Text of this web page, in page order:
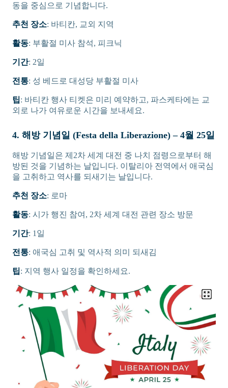
동을 중심으로 기념합니다.
추천 장소: 바티칸, 교외 지역
활동: 부활절 미사 참석, 피크닉
기간: 2일
전통: 성 베드로 대성당 부활절 미사
팁: 바티칸 행사 티켓은 미리 예약하고, 파스케타에는 교
외로 나가 여유로운 시간을 보내세요.
4. 해방 기념일 (Festa della Liberazione) – 4월 25일
해방 기념일은 제2차 세계 대전 중 나치 점령으로부터 해
방된 것을 기념하는 날입니다. 이탈리아 전역에서 애국심
을 고취하고 역사를 되새기는 날입니다.
추천 장소: 로마
활동: 시가 행진 참여, 2차 세계 대전 관련 장소 방문
기간: 1일
전통: 애국심 고취 및 역사적 의미 되새김
팁: 지역 행사 일정을 확인하세요.